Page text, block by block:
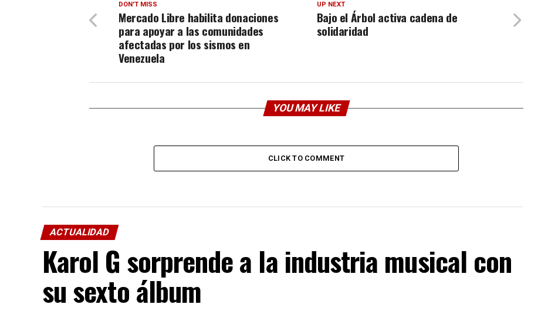
UP NEXT
Bajo el Árbol activa cadena de
solidaridad
DON'T MISS
Mercado Libre habilita donaciones
para apoyar a las comunidades
afectadas por los sismos en
Venezuela
YOU MAY LIKE
CLICK TO COMMENT
ACTUALIDAD
Karol G sorprende a la industria musical con
su sexto álbum